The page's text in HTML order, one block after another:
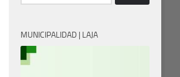
MUNICIPALIDAD | LAJA